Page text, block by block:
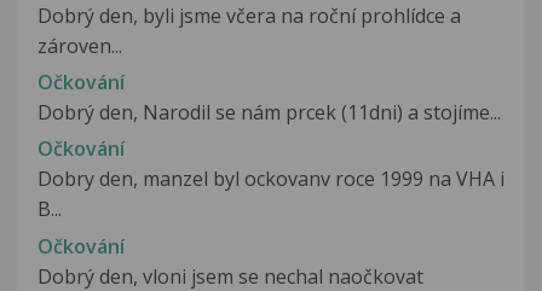
Dobrý den, byli jsme včera na roční prohlídce a
zároven...
Očkování
Dobrý den, Narodil se nám prcek (11dni) a stojíme...
Očkování
Dobry den, manzel byl ockovanv roce 1999 na VHA i
B...
Očkování
Dobrý den, vloni jsem se nechal naočkovat